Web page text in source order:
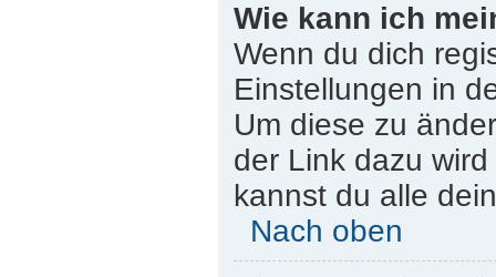
Wie kann ich
Wenn du dich
Einstellungen in
Um diese zu
der Link dazu
kannst du alle
Nach oben